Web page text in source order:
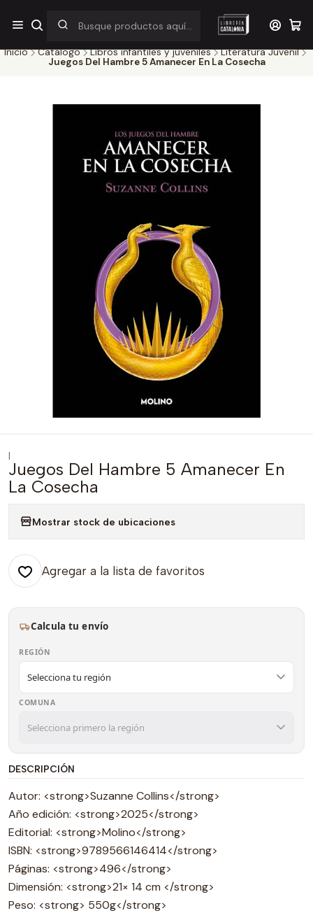
¡Por pocos días! Despacho a $1.000 en RM por compras sobre
$38.000
Inicio Catálogo Libros infantiles y juveniles
Literatura Juvenil
Juegos Del Hambre 5 Amanecer En La Cosecha
|
Juegos Del Hambre 5 Amanecer En
La Cosecha
Mostrar stock de ubicaciones
Agregar a la lista de favoritos
Calcula tu envío
REGIÓN
COMUNA
DESCRIPCIÓN
Autor: <strong>Suzanne Collins</strong>
Año edición: <strong>2025</strong>
Editorial: <strong>Molino</strong>
ISBN: <strong>9789566146414</strong>
Páginas: <strong>496</strong>
Dimensión: <strong>21× 14 cm </strong>
Peso: <strong> 550g</strong>